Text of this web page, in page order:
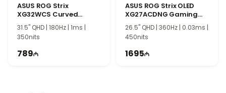
ASUS ROG Strix
XG32WCS Curved
Gaming Monitor
90LM0AC0-B01970
31.5" QHD | 180Hz | 1ms |
350nits
789
ASUS ROG Strix OLED
XG27ACDNG Gaming
Monitor 90LM0AN0-
B01970
26.5" QHD | 360Hz | 0.03ms |
450nits
1695